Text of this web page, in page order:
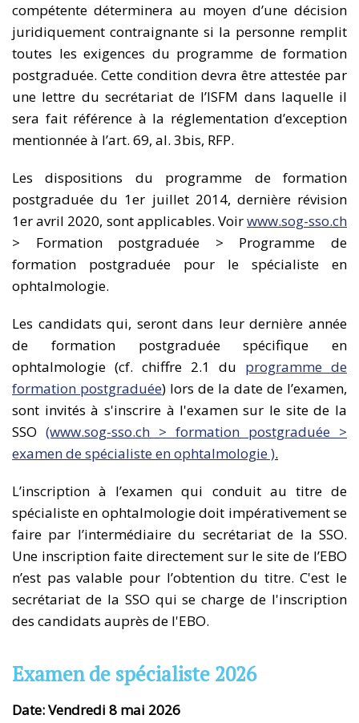
compétente déterminera au moyen d’une décision
juridiquement contraignante si la personne remplit
toutes les exigences du programme de formation
postgraduée. Cette condition devra être attestée par
une lettre du secrétariat de l’ISFM dans laquelle il
sera fait référence à la réglementation d’exception
mentionnée à l’art. 69, al. 3bis, RFP.
Les dispositions du programme de formation
postgraduée du 1er juillet 2014, dernière révision
1er avril 2020, sont applicables. Voirwww.sog-sso.ch
> Formation postgraduée > Programme de
formation postgraduée pour le spécialiste en
ophtalmologie.
Les candidats qui, seront dans leur dernière année
de formation postgraduée spécifique en
ophtalmologie (cf. chiffre 2.1 du programme de
formation postgraduée) lors de la date de l’examen,
sont invités à s'inscrire à l'examen sur le site de la
SSO (www.sog-sso.ch > formation postgraduée >
examen de spécialiste en ophtalmologie ).
L’inscription à l’examen qui conduit au titre de
spécialiste en ophtalmologie doit impérativement se
faire par l’intermédiaire du secrétariat de la SSO.
Une inscription faite directement sur le site de l’EBO
n’est pas valable pour l’obtention du titre. C'est le
secrétariat de la SSO qui se charge de l'inscription
des candidats auprès de l'EBO.
Examen de spécialiste 2026
Date: Vendredi 8 mai 2026